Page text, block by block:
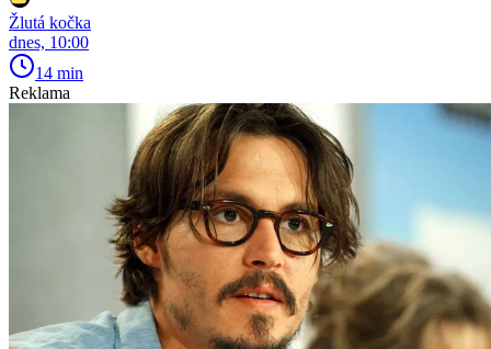
Žlutá kočka
dnes, 10:00
14 min
Reklama